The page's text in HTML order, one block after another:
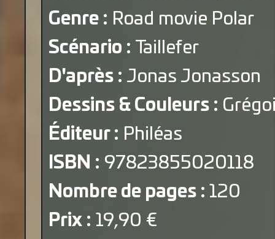
Genre : Road movie Polar
Scénario :
Taillefer
D'après : Jonas Jonasson
Dessins & Couleurs :
Éditeur : Philéas
ISBN : 97823855020118
Nombre de pages : 120
Prix : 19,90 €